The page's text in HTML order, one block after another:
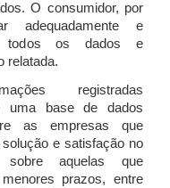
O consumidor, por
adequadamente e
todos os dados e
relatada.
registradas
uma base de dados
as empresas que
e satisfação no
sobre aquelas que
prazos, entre